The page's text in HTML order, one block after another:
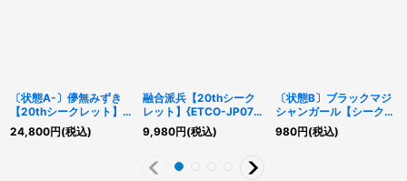
〔状態A-〕儚無みずき
【20thシークレット】
{DANE-JP025}《モン
スター》
24,800円(税込)
融合派兵【20thシーク
レット】{ETCO-JP071}
《魔法》
9,980円(税込)
〔状態B〕ブラックマジ
シャンガール【シークレ
ット】{QCDB-JP008}
《モンスター》
980円(税込)